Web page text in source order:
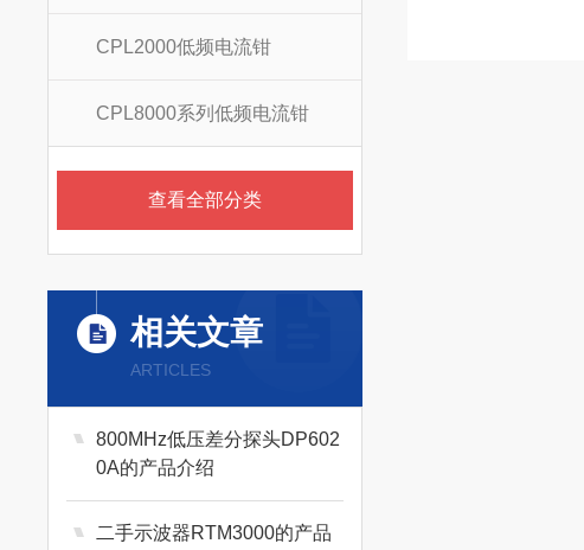
CPL2000低频电流钳
CPL8000系列低频电流钳
查看全部分类
相关文章
ARTICLES
800MHz低压差分探头DP602
0A的产品介绍
二手示波器RTM3000的产品